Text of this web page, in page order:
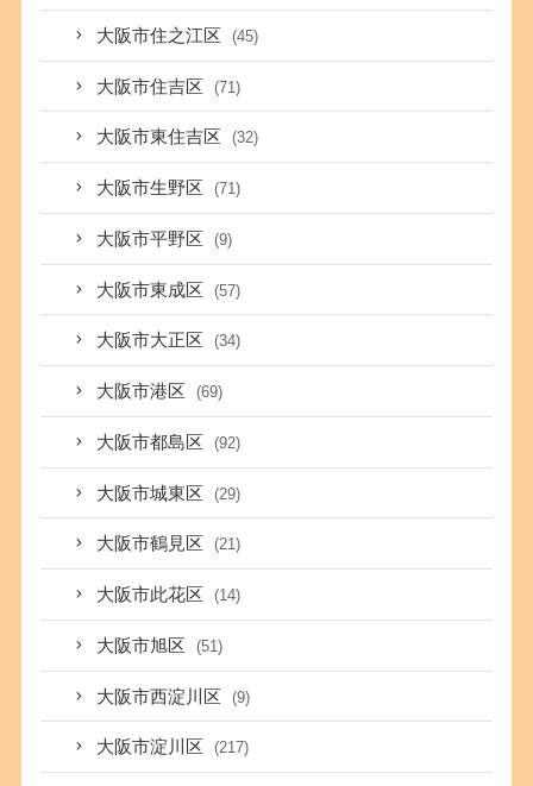
大阪市住之江区 (45)
大阪市住吉区 (71)
大阪市東住吉区 (32)
大阪市生野区 (71)
大阪市平野区 (9)
大阪市東成区 (57)
大阪市大正区 (34)
大阪市港区 (69)
大阪市都島区 (92)
大阪市城東区 (29)
大阪市鶴見区 (21)
大阪市此花区 (14)
大阪市旭区 (51)
大阪市西淀川区 (9)
大阪市淀川区 (217)